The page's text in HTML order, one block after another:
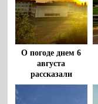
О погоде днем 6
августа
рассказали
воронежцам